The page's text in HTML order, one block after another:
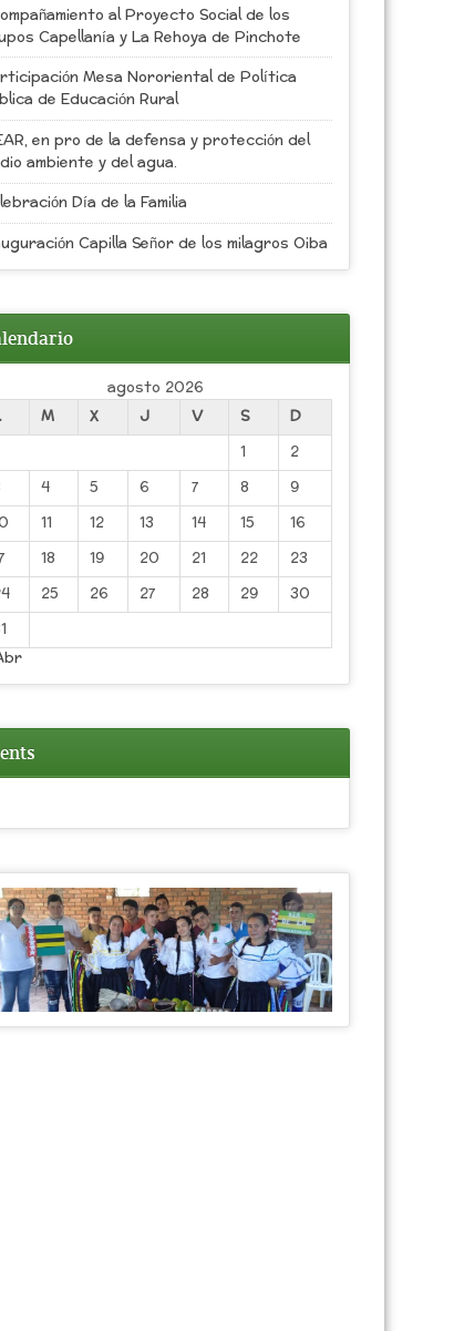
al Proyecto Social de los
Capellanía y La Rehoya de Pinchote
Mesa Nororiental de Política
de Educación Rural
en pro de la defensa y protección del
ambiente y del agua.
Día de la Familia
Capilla Señor de los milagros Oiba
agosto 2026
M X J V S
D
1
2
4 5 6 7 8
9
11 12 13 14 15
16
18 19 20 21 22
23
25 26 27 28 29
30